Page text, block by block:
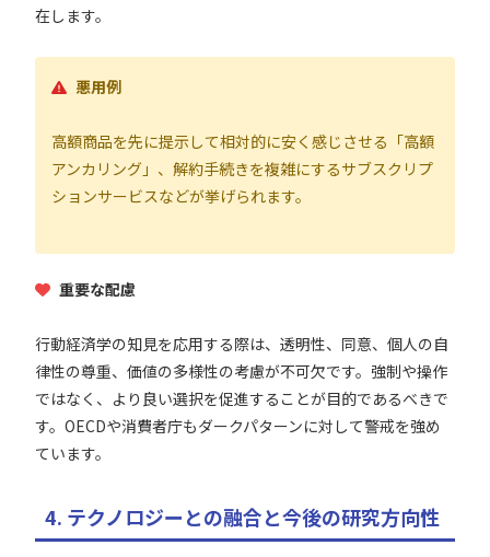
在します。
悪用例
高額商品を先に提示して相対的に安く感じさせる「高額
アンカリング」、解約手続きを複雑にするサブスクリプ
ションサービスなどが挙げられます。
重要な配慮
行動経済学の知見を応用する際は、透明性、同意、個人の自
律性の尊重、価値の多様性の考慮が不可欠です。強制や操作
ではなく、より良い選択を促進することが目的であるべきで
す。OECDや消費者庁もダークパターンに対して警戒を強め
ています。
4. テクノロジーとの融合と今後の研究方向性